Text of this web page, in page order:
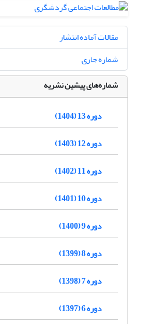
مقالات آماده انتشار
شماره جاری
شماره‌های پیشین نشریه
دوره 13 (1404)
دوره 12 (1403)
دوره 11 (1402)
دوره 10 (1401)
دوره 9 (1400)
دوره 8 (1399)
دوره 7 (1398)
دوره 6 (1397)